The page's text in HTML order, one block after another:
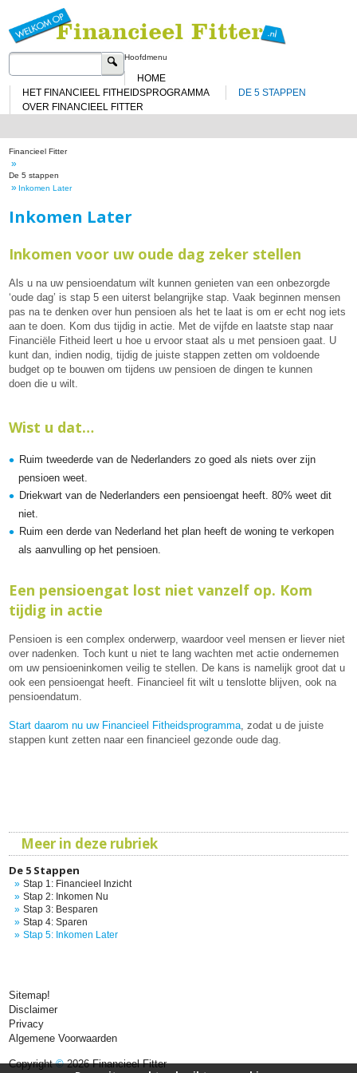
Zoeken
naar:
Hoofdmenu
HOME
HET FINANCIEEL FITHEIDSPROGRAMMA
DE 5 STAPPEN
OVER FINANCIEEL FITTER
Financieel Fitter
»
De 5 stappen
» Inkomen Later
Inkomen Later
Inkomen voor uw oude dag zeker stellen
Als u na uw pensioendatum wilt kunnen genieten van een onbezorgde
‘oude dag’ is stap 5 een uiterst belangrijke stap. Vaak beginnen mensen
pas na te denken over hun pensioen als het te laat is om er echt nog iets
aan te doen. Kom dus tijdig in actie. Met de vijfde en laatste stap naar
Financiële Fitheid leert u hoe u ervoor staat als u met pensioen gaat. U
kunt dan, indien nodig, tijdig de juiste stappen zetten om voldoende
budget op te bouwen om tijdens uw pensioen de dingen te kunnen
doen die u wilt.
Wist u dat…
Ruim tweederde van de Nederlanders zo goed als niets over zijn
pensioen weet.
Driekwart van de Nederlanders een pensioengat heeft. 80% weet dit
niet.
Ruim een derde van Nederland het plan heeft de woning te verkopen
als aanvulling op het pensioen.
Een pensioengat lost niet vanzelf op. Kom
tijdig in actie
Pensioen is een complex onderwerp, waardoor veel mensen er liever niet
over nadenken. Toch kunt u niet te lang wachten met actie ondernemen
om uw pensioeninkomen veilig te stellen. De kans is namelijk groot dat u
ook een pensioengat heeft. Financieel fit wilt u tenslotte blijven, ook na
pensioendatum.
Start daarom nu uw Financieel Fitheidsprogramma , zodat u de juiste
stappen kunt zetten naar een financieel gezonde oude dag.
Meer in deze rubriek
De 5 Stappen
Stap 1: Financieel Inzicht
Stap 2: Inkomen Nu
Stap 3: Besparen
Stap 4: Sparen
Stap 5: Inkomen Later
Sitemap!
Disclaimer
Privacy
Algemene Voorwaarden
Copyright©2026 Financieel Fitter